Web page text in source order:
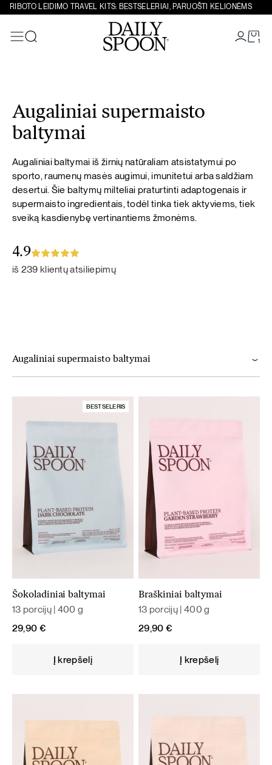
RIBOTO LEIDIMO TRAVEL KITS: BESTSELERIAI, PARUOŠTI KELIONĖMS
1
Augaliniai supermaisto
baltymai
Augaliniai baltymai iš žirnių natūraliam atsistatymui po
sporto, raumenų masės augimui, imunitetui arba saldžiam
desertui. Šie baltymų milteliai praturtinti adaptogenais ir
supermaisto ingredientais, todėl tinka tiek aktyviems, tiek
sveiką kasdienybę vertinantiems žmonėms.
4.9
iš 239 klientų atsiliepimų
Augaliniai supermaisto baltymai
BESTSELERIS
Šokoladiniai baltymai
13 porcijų | 400 g
29,90 €
Į krepšelį
Braškiniai baltymai
13 porcijų | 400 g
29,90 €
Į krepšelį